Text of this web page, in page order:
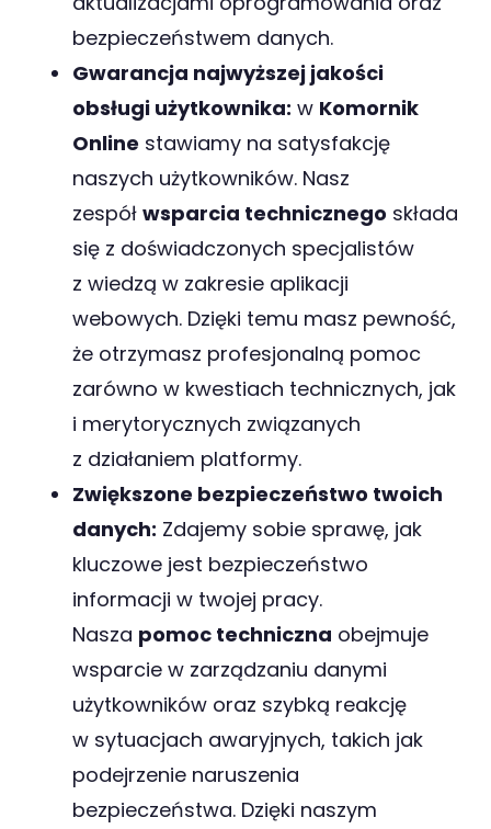
bezpieczeństwem danych.
Gwarancja najwyższej jakości
obsługi użytkownika: w Komornik
Online stawiamy na satysfakcję
naszych użytkowników. Nasz
zespół wsparcia technicznego składa
się z doświadczonych specjalistów
z wiedzą w zakresie aplikacji
webowych. Dzięki temu masz pewność,
że otrzymasz profesjonalną pomoc
zarówno w kwestiach technicznych, jak
i merytorycznych związanych
z działaniem platformy.
Zwiększone bezpieczeństwo twoich
danych: Zdajemy sobie sprawę, jak
kluczowe jest bezpieczeństwo
informacji w twojej pracy.
Nasza pomoc techniczna obejmuje
wsparcie w zarządzaniu danymi
użytkowników oraz szybką reakcję
w sytuacjach awaryjnych, takich jak
podejrzenie naruszenia
bezpieczeństwa. Dzięki naszym